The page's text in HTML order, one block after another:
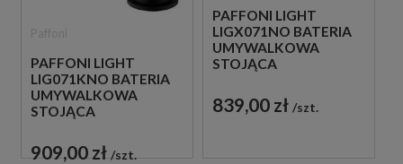
PAFFONI LIGHT
LIG071KNO BATERIA
UMYWALKOWA
STOJĄCA
CZARNA
909,00 zł szt.
PAFFONI LIGHT
LIGX071NO BATERIA
UMYWALKOWA
STOJĄCA
CZARNA
839,00 zł szt.